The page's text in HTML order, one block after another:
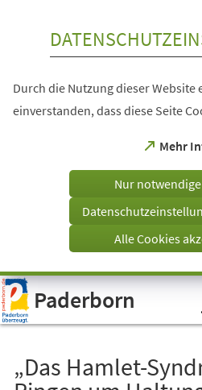
Visuelle
Assistenzsoftware
öffnen.
Durch die Nutzung dieser Website
einverstanden, dass diese Seite
Mehr
(Öffnet
einem
Tab)
Nur
Alle Cookies
Paderborn
„Das Hamlet-